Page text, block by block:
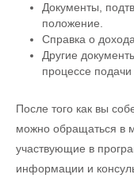
Документы,
положение.
Справка о
Другие
процессе подачи
После того как вы
можно обращаться в
участвующие в
информации и